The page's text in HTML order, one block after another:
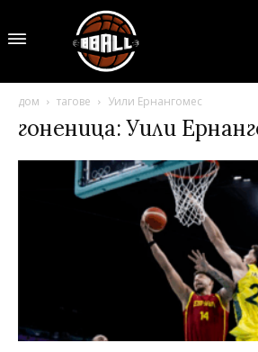
дом тагове Уили Ернангомес
гоненица: Уили